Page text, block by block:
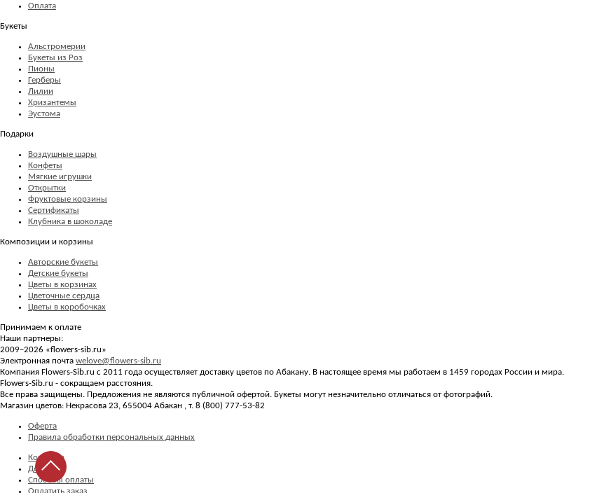
Оплата
Букеты
Альстромерии
Букеты из Роз
Пионы
Герберы
Лилии
Хризантемы
Эустома
Подарки
Воздушные шары
Конфеты
Мягкие игрушки
Открытки
Фруктовые корзины
Сертификаты
Клубника в шоколаде
Композиции и корзины
Авторские букеты
Детские букеты
Цветы в корзинах
Цветочные сердца
Цветы в коробочках
Принимаем к оплате
Наши партнеры:
2009–2026 «flowers-sib.ru»
Электронная почта welove@flowers-sib.ru
Компания Flowers-Sib.ru с 2011 года осуществляет доставку цветов по Абакану. В настоящее время мы работаем в 1459 городах России и мира.
Flowers-Sib.ru - сокращаем расстояния.
Все права защищены. Предложения не являются публичной офертой. Букеты могут незначительно отличаться от фотографий.
Магазин цветов: Некрасова 23 655004 Абакан , т. 8 (800) 777-53-82
Оферта
Правила обработки персональных данных
Контакты
Доставка
Способы оплаты
Оплатить заказ